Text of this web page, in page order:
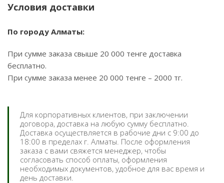
Условия доставки
По городу Алматы:
При сумме заказа свыше 20 000 тенге доставка
бесплатно.
При сумме заказа менее 20 000 тенге – 2000 тг.
Для корпоративных клиентов, при заключении
договора, доставка на любую сумму бесплатно.
Доставка осуществляется в рабочие дни с 9:00 до
18:00 в пределах г. Алматы. После оформления
заказа с вами свяжется менеджер, чтобы
согласовать способ оплаты, оформления
необходимых документов, удобное для вас время и
день доставки.